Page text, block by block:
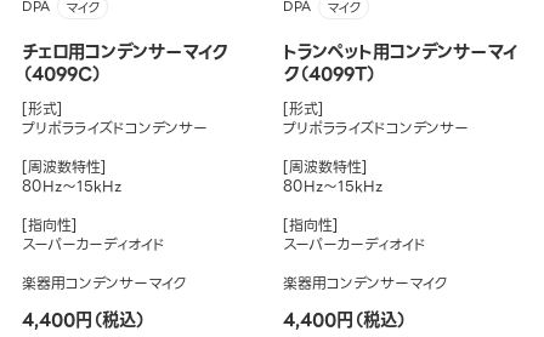
DPA マイク
チェロ用コンデンサーマイク
（4099C）
[形式]
プリポラライズドコンデンサー
[周波数特性]
80Hz～15kHz
[指向性]
スーパーカーディオイド
楽器用コンデンサーマイク
4,400円（税込）
DPA マイク
トランペット用コンデンサーマイ
ク（4099T）
[形式]
プリポラライズドコンデンサー
[周波数特性]
80Hz～15kHz
[指向性]
スーパーカーディオイド
楽器用コンデンサーマイク
4,400円（税込）